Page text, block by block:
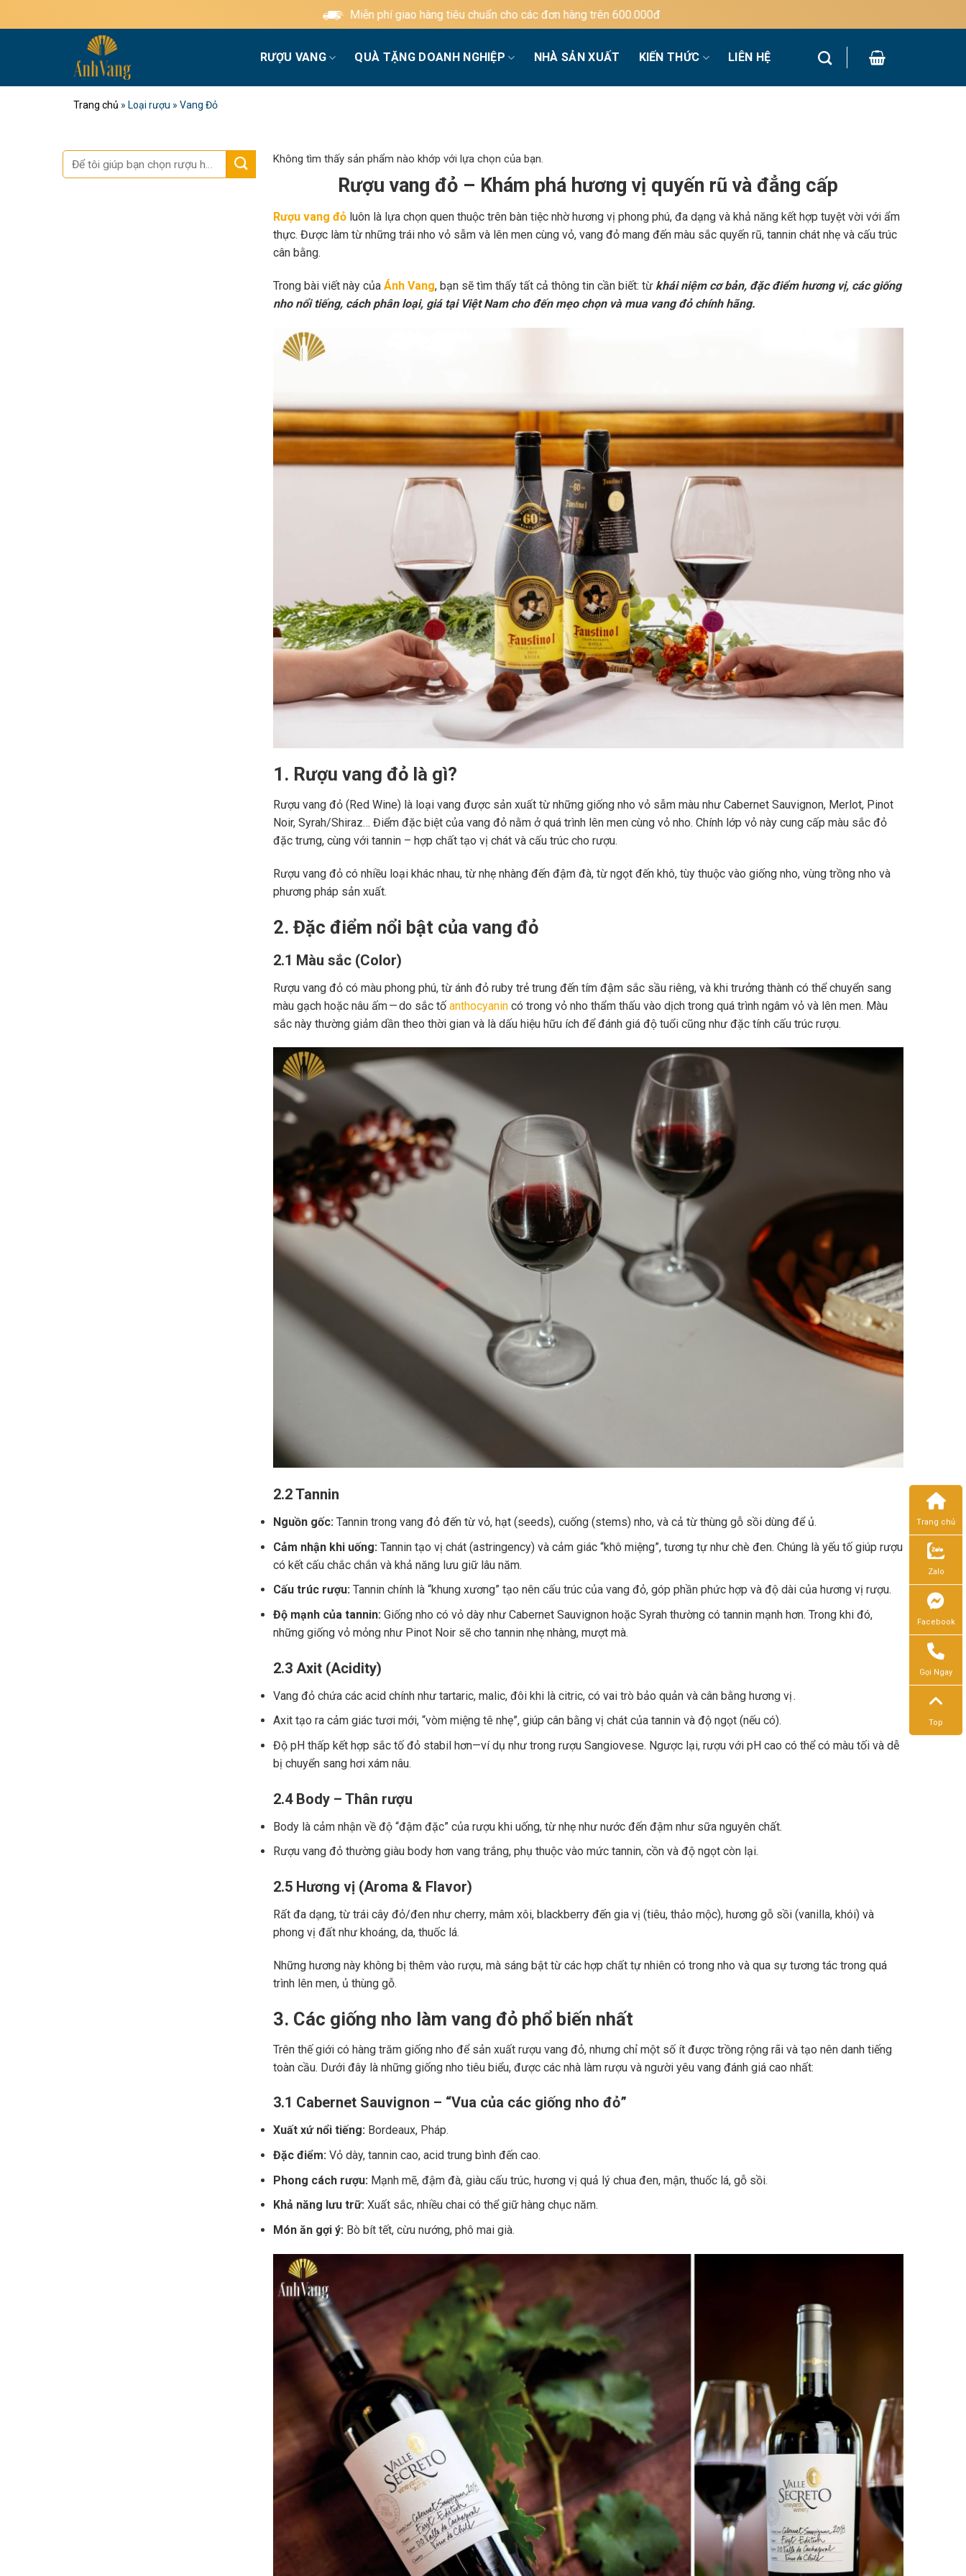
qua
Miễn phí giao hàng tiêu chuẩn cho các đơn hàng trên 600.000đ
RƯỢU VANG QUÀ TẶNG DOANH NGHIỆP NHÀ SẢN XUẤT KIẾN THỨC LIÊN HỆ
Trang chủ » Loại rượu » Vang Đỏ
Tìm
kiếm:
Không tìm thấy sản phẩm nào khớp với lựa chọn của bạn.
Rượu vang đỏ – Khám phá hương vị quyến rũ và đẳng cấp
Rượu vang đỏluôn là lựa chọn quen thuộc trên bàn tiệc nhờ hương vị phong phú, đa dạng và khả năng kết hợp tuyệt vời với ẩm
thực. Được làm từ những trái nho vỏ sẫm và lên men cùng vỏ, vang đỏ mang đến màu sắc quyến rũ, tannin chát nhẹ và cấu trúc
cân bằng.
Trong bài viết này của Ánh Vang, bạn sẽ tìm thấy tất cả thông tin cần biết: từ khái niệm cơ bản, đặc điểm hương vị, các giống
nho nổi tiếng, cách phân loại, giá tại Việt Nam cho đến mẹo chọn và mua vang đỏ chính hãng.
1. Rượu vang đỏ là gì?
Rượu vang đỏ (Red Wine) là loại vang được sản xuất từ những giống nho vỏ sẫm màu như Cabernet Sauvignon, Merlot, Pinot
Noir, Syrah/Shiraz… Điểm đặc biệt của vang đỏ nằm ở quá trình lên men cùng vỏ nho. Chính lớp vỏ này cung cấp màu sắc đỏ
đặc trưng, cùng với tannin – hợp chất tạo vị chát và cấu trúc cho rượu.
Rượu vang đỏ có nhiều loại khác nhau, từ nhẹ nhàng đến đậm đà, từ ngọt đến khô, tùy thuộc vào giống nho, vùng trồng nho và
phương pháp sản xuất.
2. Đặc điểm nổi bật của vang đỏ
2.1 Màu sắc (Color)
Rượu vang đỏ có màu phong phú, từ ánh đỏ ruby trẻ trung đến tím đậm sắc sầu riêng, và khi trưởng thành có thể chuyển sang
màu gạch hoặc nâu ấm — do sắc tố anthocyanincó trong vỏ nho thẩm thấu vào dịch trong quá trình ngâm vỏ và lên men. Màu
sắc này thường giảm dần theo thời gian và là dấu hiệu hữu ích để đánh giá độ tuổi cũng như đặc tính cấu trúc rượu.
2.2 Tannin
Nguồn gốc:Tannin trong vang đỏ đến từ vỏ, hạt (seeds), cuống (stems) nho, và cả từ thùng gỗ sồi dùng để ủ.
Cảm nhận khi uống:Tannin tạo vị chát (astringency) và cảm giác “khô miệng”, tương tự như chè đen. Chúng là yếu tố giúp rượu
có kết cấu chắc chắn và khả năng lưu giữ lâu năm.
Cấu trúc rượu:Tannin chính là “khung xương” tạo nên cấu trúc của vang đỏ, góp phần phức hợp và độ dài của hương vị rượu.
Độ mạnh của tannin:Giống nho có vỏ dày như Cabernet Sauvignon hoặc Syrah thường có tannin mạnh hơn. Trong khi đó,
những giống vỏ mỏng như Pinot Noir sẽ cho tannin nhẹ nhàng, mượt mà.
2.3 Axit (Acidity)
Vang đỏ chứa các acid chính như tartaric, malic, đôi khi là citric, có vai trò bảo quản và cân bằng hương vị .
Axit tạo ra cảm giác tươi mới, “vòm miệng tê nhẹ”, giúp cân bằng vị chát của tannin và độ ngọt (nếu có).
Độ pH thấp kết hợp sắc tố đỏ stabil hơn—ví dụ như trong rượu Sangiovese. Ngược lại, rượu với pH cao có thể có màu tối và dễ
bị chuyển sang hơi xám nâu.
2.4 Body – Thân rượu
Body là cảm nhận về độ “đậm đặc” của rượu khi uống, từ nhẹ như nước đến đậm như sữa nguyên chất.
Rượu vang đỏ thường giàu body hơn vang trắng, phụ thuộc vào mức tannin, cồn và độ ngọt còn lại.
2.5 Hương vị (Aroma & Flavor)
Rất đa dạng, từ trái cây đỏ/đen như cherry, mâm xôi, blackberry đến gia vị (tiêu, thảo mộc), hương gỗ sồi (vanilla, khói) và
phong vị đất như khoáng, da, thuốc lá.
Những hương này không bị thêm vào rượu, mà sáng bật từ các hợp chất tự nhiên có trong nho và qua sự tương tác trong quá
trình lên men, ủ thùng gỗ.
3. Các giống nho làm vang đỏ phổ biến nhất
Trên thế giới có hàng trăm giống nho để sản xuất rượu vang đỏ, nhưng chỉ một số ít được trồng rộng rãi và tạo nên danh tiếng
toàn cầu. Dưới đây là những giống nho tiêu biểu, được các nhà làm rượu và người yêu vang đánh giá cao nhất:
3.1 Cabernet Sauvignon – “Vua của các giống nho đỏ”
Xuất xứ nổi tiếng:Bordeaux, Pháp.
Đặc điểm:Vỏ dày, tannin cao, acid trung bình đến cao.
Phong cách rượu: Mạnh mẽ, đậm đà, giàu cấu trúc, hương vị quả lý chua đen, mận, thuốc lá, gỗ sồi.
Khả năng lưu trữ:Xuất sắc, nhiều chai có thể giữ hàng chục năm.
Món ăn gợi ý: Bò bít tết, cừu nướng, phô mai già.
Trang chủ
Zalo
Facebook
Gọi Ngay
Top